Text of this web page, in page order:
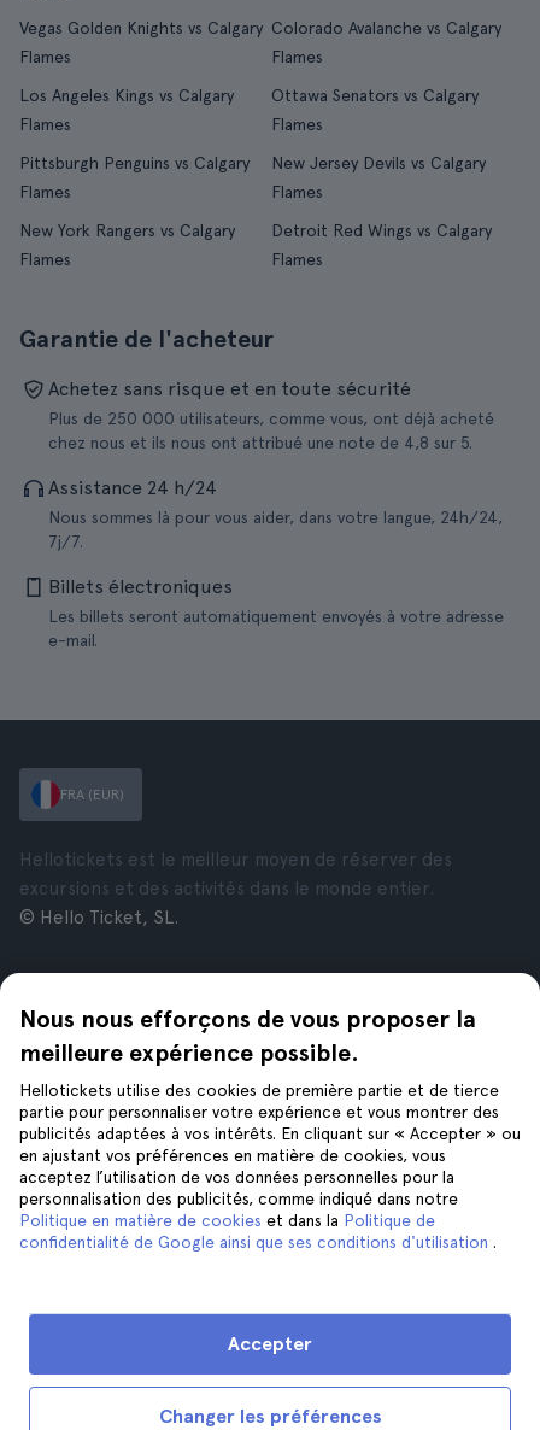
Vegas Golden Knights vs Calgary
Flames
Colorado Avalanche vs Calgary
Flames
Los Angeles Kings vs Calgary
Flames
Ottawa Senators vs Calgary
Flames
Pittsburgh Penguins vs Calgary
Flames
New Jersey Devils vs Calgary
Flames
New York Rangers vs Calgary
Flames
Detroit Red Wings vs Calgary
Flames
Garantie de l'acheteur
Achetez sans risque et en toute sécurité
Plus de 250 000 utilisateurs, comme vous, ont déjà acheté
chez nous et ils nous ont attribué une note de 4,8 sur 5.
Assistance 24 h/24
Nous sommes là pour vous aider, dans votre langue, 24h/24,
7j/7.
Billets électroniques
Les billets seront automatiquement envoyés à votre adresse
e-mail.
Nous nous efforçons de vous proposer la
meilleure expérience possible.
Hellotickets utilise des cookies de première partie et de tierce
partie pour personnaliser votre expérience et vous montrer des
publicités adaptées à vos intérêts. En cliquant sur « Accepter » ou
en ajustant vos préférences en matière de cookies, vous
acceptez l’utilisation de vos données personnelles pour la
personnalisation des publicités, comme indiqué dans notre
Politique en matière de cookies et dans la Politique de
confidentialité de Google ainsi que ses conditions d'utilisation .
Changer les préférences
Accepter
FRA (EUR)
Hellotickets est le meilleur moyen de réserver des
excursions et des activités dans le monde entier.
© Hello Ticket, SL.
À propos de nous
Offres d’emploi
Avis
Confidentialité
Conditions générales
Mentions Légales
Cookies
New York
Rome
Londres
Grenade
Cracovie
Tenerife
Aide